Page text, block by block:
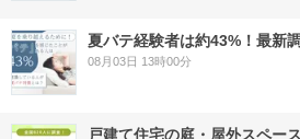
夏バテ経験者は約43%！最新
08月03日 13時00分
戸建て住宅の庭・屋外スペー